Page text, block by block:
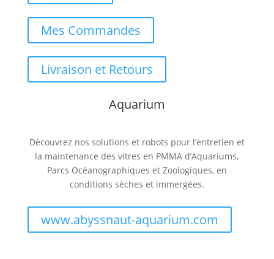
Mes Commandes
Livraison et Retours
Aquarium
Découvrez nos solutions et robots pour l’entretien et
la maintenance des vitres en PMMA d’Aquariums,
Parcs Océanographiques et Zoologiques, en
conditions sèches et immergées.
www.abyssnaut-aquarium.com